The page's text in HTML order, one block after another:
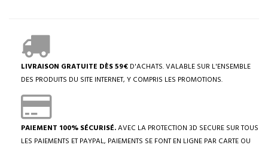
LIVRAISON GRATUITE DÈS 59€ D'ACHATS. VALABLE SUR L'ENSEMBLE
DES PRODUITS DU SITE INTERNET, Y COMPRIS LES PROMOTIONS.
PAIEMENT 100% SÉCURISÉ.AVEC LA PROTECTION 3D SECURE SUR TOUS
LES PAIEMENTS ET PAYPAL, PAIEMENTS SE FONT EN LIGNE PAR CARTE OU